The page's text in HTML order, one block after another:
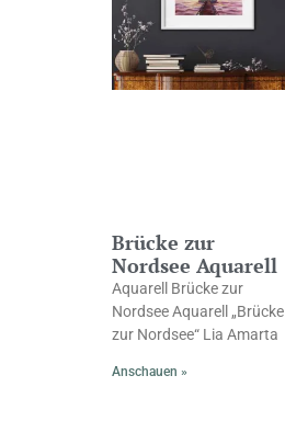
Brücke zur
Nordsee Aquarell
Aquarell Brücke zur
Nordsee Aquarell „Brücke
zur Nordsee“ Lia Amarta
Anschauen »